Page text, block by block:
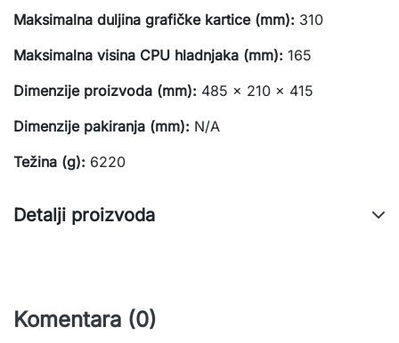
Maksimalna duljina grafičke kartice (mm): 310
Maksimalna visina CPU hladnjaka (mm): 165
Dimenzije proizvoda (mm): 485 x 210 x 415
Dimenzije pakiranja (mm): N/A
Težina (g): 6220
Detalji proizvoda
Komentara (0)